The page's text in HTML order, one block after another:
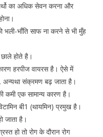
का अधिक सेवन करना और
भली-भाँति साफ ना करने से भी मुँह
होते है।
हरपीज वायरस है। ऐसे में
संक्रमण बढ़ जाता है।
कमी एक सामान्य कारण है।
बी1 (थायमिन) प्रमुख है।
जाता है।
हो तो रोग के दौरान रोग